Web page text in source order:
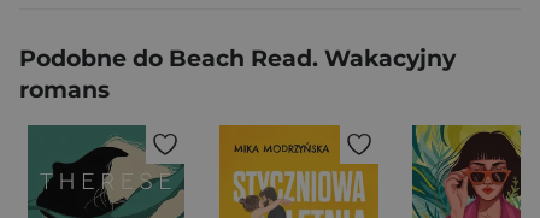
Podobne do Beach Read. Wakacyjny
romans